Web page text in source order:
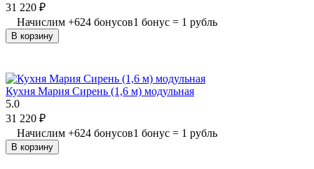
31 220 ₽
Начислим +624 бонусов1 бонус = 1 рубль
В корзину
Кухня Мария Сирень (1,6 м) модульная
5.0
31 220 ₽
Начислим +624 бонусов1 бонус = 1 рубль
В корзину